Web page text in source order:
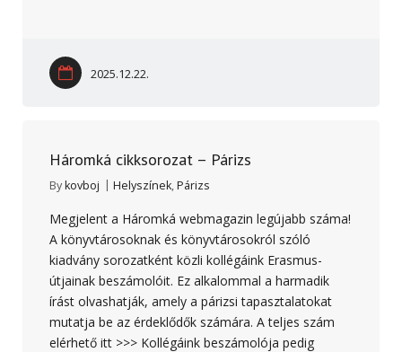
2025.12.22.
Háromká cikksorozat – Párizs
Bykovboj Helyszínek,Párizs
Megjelent a Háromká webmagazin legújabb száma!
A könyvtárosoknak és könyvtárosokról szóló
kiadvány sorozatként közli kollégáink Erasmus-
útjainak beszámolóit. Ez alkalommal a harmadik
írást olvashatják, amely a párizsi tapasztalatokat
mutatja be az érdeklődők számára. A teljes szám
elérhető itt >>> Kollégáink beszámolója pedig